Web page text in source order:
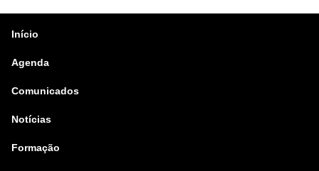
Início
Agenda
Comunicados
Notícias
Formação